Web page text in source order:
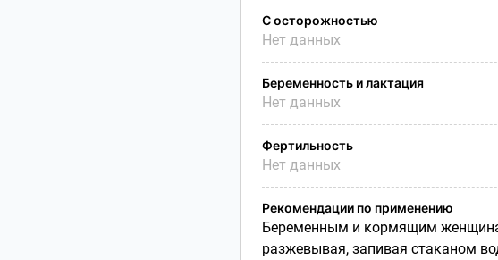
С осторожностью
Нет данных
Беременность и лактация
Нет данных
Фертильность
Нет данных
Рекомендации по применению
Беременным и кормящим
разжевывая, запивая стаканом